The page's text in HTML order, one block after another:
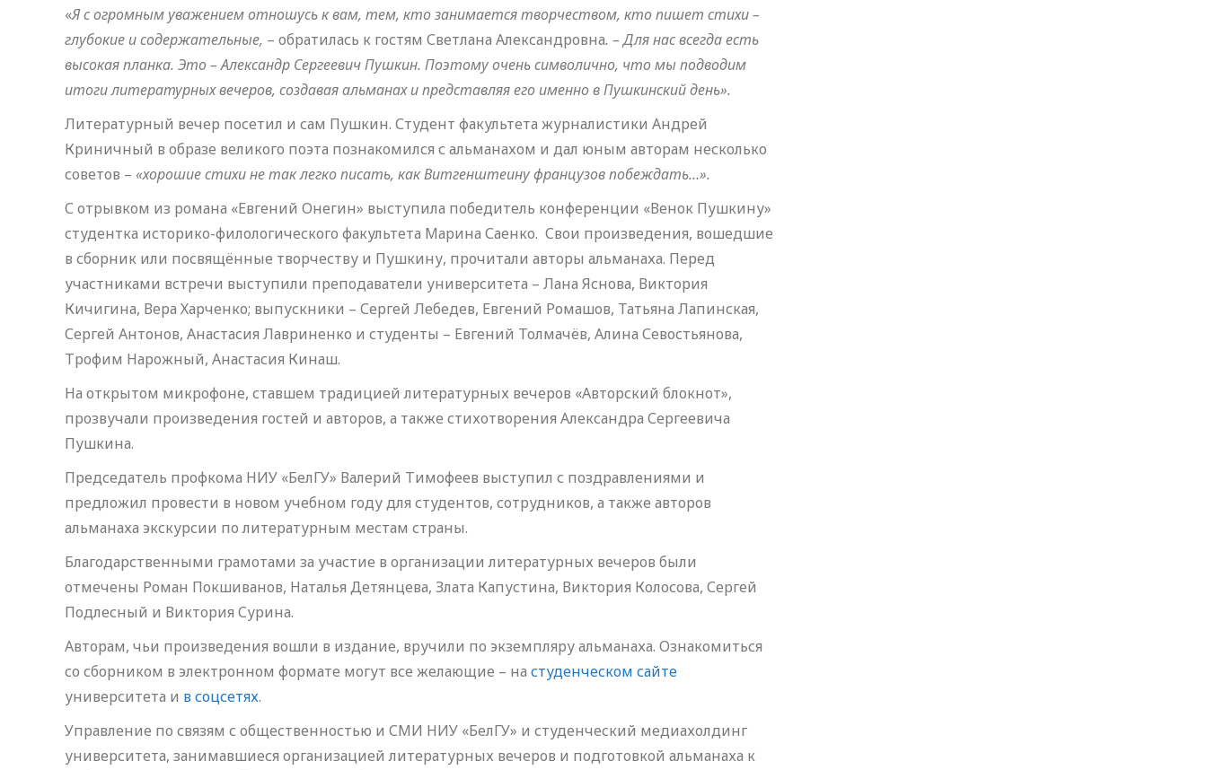
«Я с огромным уважением отношусь к вам, тем, кто занимается творчеством, кто пишет стихи –
глубокие и содержательные, – обратилась к гостям Светлана Александровна. – Для нас всегда есть
высокая планка. Это – Александр Сергеевич Пушкин. Поэтому очень символично, что мы подводим
итоги литературных вечеров, создавая альманах и представляя его именно в Пушкинский день».
Литературный вечер посетил и сам Пушкин. Студент факультета журналистики Андрей
Криничный в образе великого поэта познакомился с альманахом и дал юным авторам несколько
советов – «хорошие стихи не так легко писать, как Витгенштеину французов побеждать…».
С отрывком из романа «Евгений Онегин» выступила победитель конференции «Венок Пушкину»
студентка историко-филологического факультета Марина Саенко. Свои произведения, вошедшие
в сборник или посвящённые творчеству и Пушкину, прочитали авторы альманаха. Перед
участниками встречи выступили преподаватели университета – Лана Яснова, Виктория
Кичигина, Вера Харченко; выпускники – Сергей Лебедев, Евгений Ромашов, Татьяна Лапинская,
Сергей Антонов, Анастасия Лавриненко и студенты – Евгений Толмачёв, Алина Севостьянова,
Трофим Нарожный, Анастасия Кинаш.
На открытом микрофоне, ставшем традицией литературных вечеров «Авторский блокнот»,
прозвучали произведения гостей и авторов, а также стихотворения Александра Сергеевича
Пушкина.
Председатель профкома НИУ «БелГУ» Валерий Тимофеев выступил с поздравлениями и
предложил провести в новом учебном году для студентов, сотрудников, а также авторов
альманаха экскурсии по литературным местам страны.
Благодарственными грамотами за участие в организации литературных вечеров были
отмечены Роман Покшиванов, Наталья Детянцева, Злата Капустина, Виктория Колосова, Сергей
Подлесный и Виктория Сурина.
Авторам, чьи произведения вошли в издание, вручили по экземпляру альманаха. Ознакомиться
со сборником в электронном формате могут все желающие – на студенческом сайте
университета и в соцсетях.
Управление по связям с общественностью и СМИ НИУ «БелГУ» и студенческий медиахолдинг
университета, занимавшиеся организацией литературных вечеров и подготовкой альманаха к